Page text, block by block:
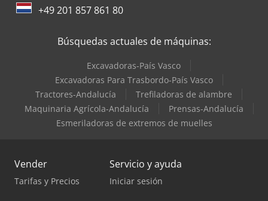
+49 201 857 861 80
Búsquedas actuales de máquinas:
Excavadoras-País Vasco
Excavadoras Para Trasbordo-País Vasco
Tractores-Andalucía
Trefiladoras de alambre
Maquinaria Agrícola-Andalucía
Prensas-Andalucía
Esmeriladoras de extremos de muelles
Vender
Tarifas y Precios
Servicio y ayuda
Iniciar sesión